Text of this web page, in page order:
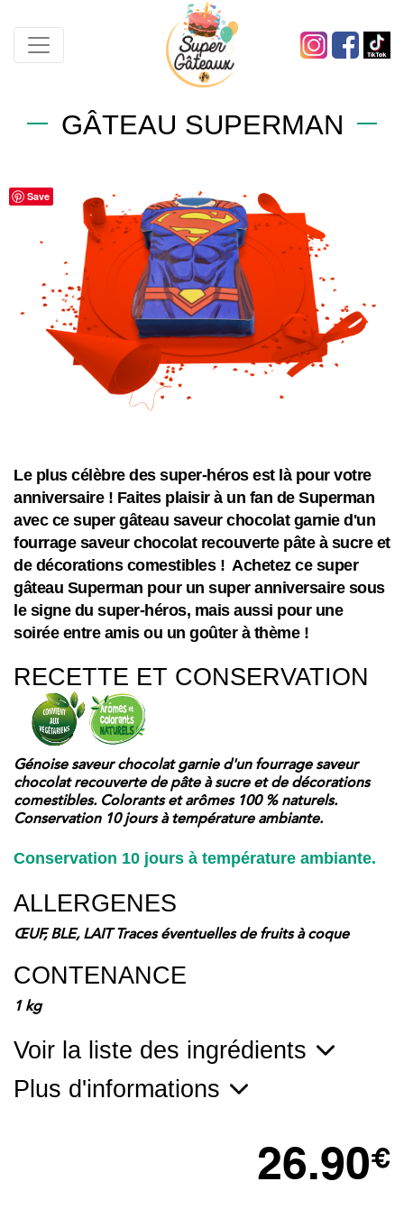
GÂTEAU SUPERMAN
Save
Le plus célèbre des super-héros est là pour votre
anniversaire ! Faites plaisir à un fan de Superman
avec ce super gâteau saveur chocolat garnie d'un
fourrage saveur chocolat recouverte pâte à sucre et
de décorations comestibles ! Achetez ce super
gâteau Superman pour un super anniversaire sous
le signe du super-héros, mais aussi pour une
soirée entre amis ou un goûter à thème !
RECETTE ET CONSERVATION
Génoise saveur chocolat garnie d'un fourrage saveur
chocolat recouverte de pâte à sucre et de décorations
comestibles. Colorants et arômes 100 % naturels.
Conservation 10 jours à température ambiante.
Conservation 10 jours à température ambiante.
ALLERGENES
ŒUF, BLE, LAIT Traces éventuelles de fruits à coque
CONTENANCE
1 kg
Voir la liste des ingrédients
Plus d'informations
26.90€